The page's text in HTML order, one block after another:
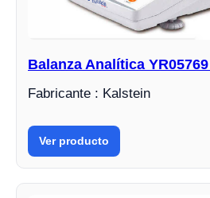
Balanza Analítica
Fabricante : Kalstein
Ver producto